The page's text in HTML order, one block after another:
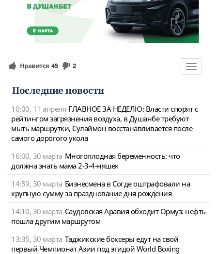
Toggle
Нравится 45 2
Последние новости
10:00, 11 апреля ГЛАВНОЕ ЗА НЕДЕЛЮ: Власти спорят с
рейтингом загрязнения воздуха, в Душанбе требуют
мыть маршрутки, Сулаймон восстанавливается после
самого дорогого укола
16:00, 30 марта Многоплодная беременность: что
должна знать мама 2-3-4-няшек
14:59, 30 марта Бизнесмена в Согде оштрафовали на
крупную сумму за празднование дня рождения
14:10, 30 марта Саудовская Аравия обходит Ормуз: нефть
пошла другим маршрутом
13:35, 30 марта Таджикские боксеры едут на свой
первый Чемпионат Азии под эгидой World Boxing